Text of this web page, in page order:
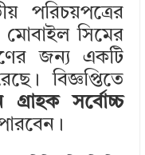
পরিচয়পত্রের
মোবাইল সিমের
জন্য একটি
বিজ্ঞপ্তিতে
সর্বোচ্চ